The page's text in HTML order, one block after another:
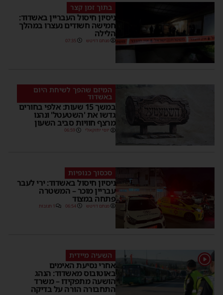
בתוך זמן קצר
ניסיון חיסול העבריין באשדוד:
חמישה חשודים נעצרו במהלך
הלילה
מנחם דויטש 07:35
המיזם שהפך לשיחת היום
באשדוד
במשך 15 שעות: אלפי בחורים
גדשו את 'השטעטל' ונהנו
מרצף חוויות סביב השעון
יוסי יחזקאלי 06:59
סכסוך כנופיות
ניסיון חיסול באשדוד: ירי לעבר
עבריין מוכר – המשטרה
פתחה במצוד
מנחם דויטש 06:54 1 תגובות
1 השעיה מיידית
אחרי נסיעת האימים
באוטובוס מאשדוד: הנהג
הושעה מתפקידו – משרד
התחבורה הורה על בדיקה